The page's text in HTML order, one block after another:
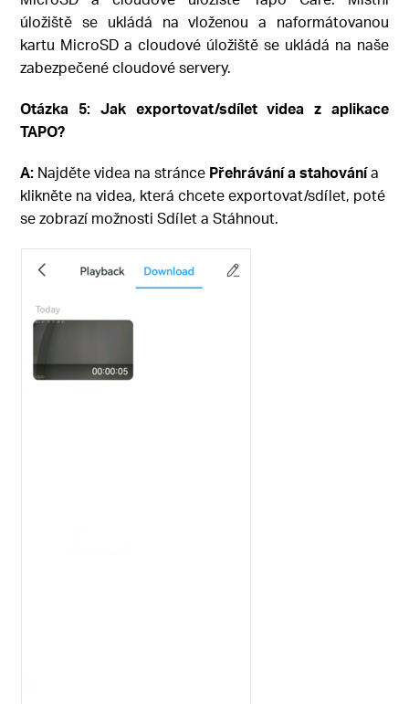
úložiště se ukládá na vloženou a naformátovanou
kartu MicroSD a cloudové úložiště se ukládá na naše
zabezpečené cloudové servery.
Otázka 5: Jak exportovat/sdílet videa z aplikace
TAPO?
A: Najděte videa na stránce Přehrávání a stahovánía
klikněte na videa, která chcete exportovat/sdílet, poté
se zobrazí možnosti Sdílet a Stáhnout.